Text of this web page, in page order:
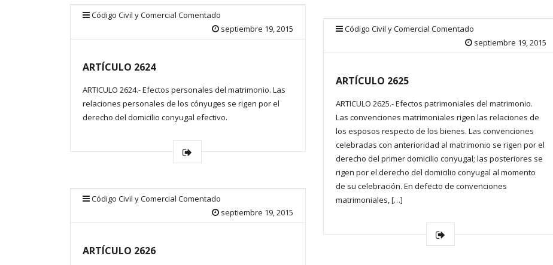
Código Civil y Comercial Comentado
septiembre 19, 2015
ARTÍCULO 2624
ARTICULO 2624.- Efectos personales del matrimonio. Las
relaciones personales de los cónyuges se rigen por el
derecho del domicilio conyugal efectivo.
Código Civil y Comercial Comentado
septiembre 19, 2015
ARTÍCULO 2625
ARTICULO 2625.- Efectos patrimoniales del matrimonio.
Las convenciones matrimoniales rigen las relaciones de
los esposos respecto de los bienes. Las convenciones
celebradas con anterioridad al matrimonio se rigen por el
derecho del primer domicilio conyugal; las posteriores se
rigen por el derecho del domicilio conyugal al momento
de su celebración. En defecto de convenciones
matrimoniales, […]
Código Civil y Comercial Comentado
septiembre 19, 2015
ARTÍCULO 2626